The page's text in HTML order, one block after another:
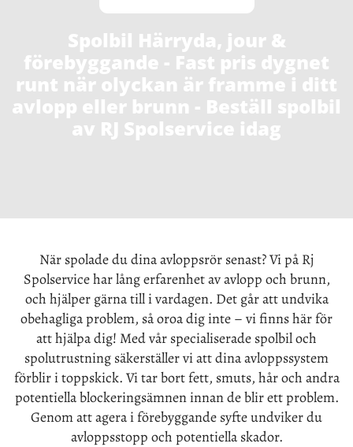
Spolbil Härryda, jour &
förebyggande - Fast pris dygnet
runt när olyckan är framme i ditt
avlopp eller brunn - Beställ spolbil
av RJ Spolservice idag
När spolade du dina avloppsrör senast? Vi på Rj
Spolservice har lång erfarenhet av avlopp och brunn,
och hjälper gärna till i vardagen. Det går att undvika
obehagliga problem, så oroa dig inte – vi finns här för
att hjälpa dig! Med vår specialiserade spolbil och
spolutrustning säkerställer vi att dina avloppssystem
förblir i toppskick. Vi tar bort fett, smuts, hår och andra
potentiella blockeringsämnen innan de blir ett problem.
Genom att agera i förebyggande syfte undviker du
avloppsstopp och potentiella skador.